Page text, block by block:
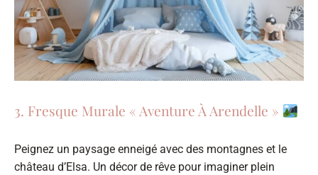
3. Fresque Murale « Aventure À Arendelle »
Peignez un paysage enneigé avec des montagnes et le
château d’Elsa. Un décor de rêve pour imaginer plein